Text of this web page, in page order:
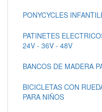
PONYCYCLES
PATINETES
24V - 36V - 48V
BANCOS DE MADERA
BICICLETAS CON
PARA NIÑOS